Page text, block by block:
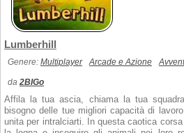
Lumberhill
Genere: Multiplayer Arcade e Azione
da 2BIGo
Affila la tua ascia, chiama la tua
bisogno delle tue migliori capacità di
unita per intralciarti. In questa caotica